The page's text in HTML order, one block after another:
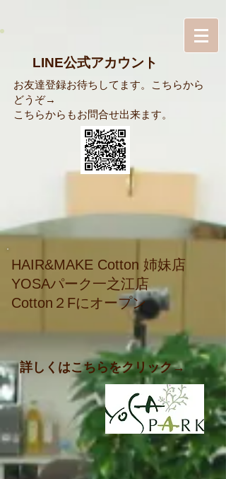
LINE公式アカウント
お友達登録お待ちしてます。こちらから
どうぞ→
​こちらからもお問合せ出来ます。
HAIR&MAKE Cotton 姉妹店
​YOSAパーク一之江店
​Cotton２Fにオープン
​詳しくはこちらをクリック→